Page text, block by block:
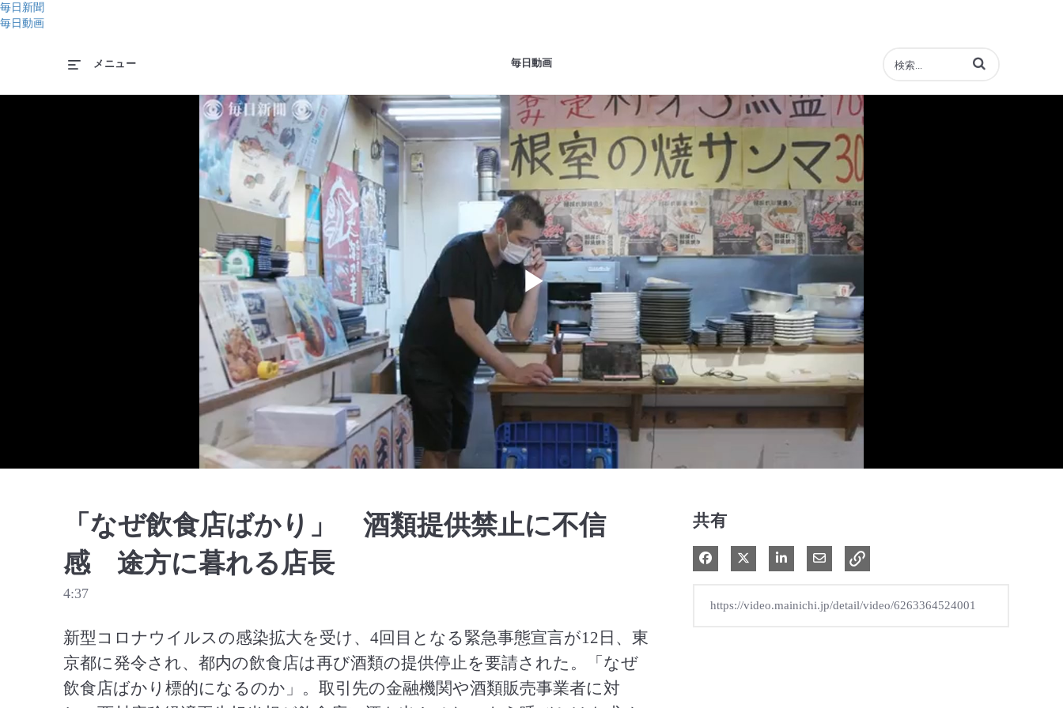
毎日新聞
毎日動画
毎日動画
メニュー 動画の検索語句を入力
Play
Video
「なぜ飲食店ばかり」 酒類提供禁止に不信
感 途方に暮れる店長
4:37
新型コロナウイルスの感染拡大を受け、4回目となる緊急事態宣言が12日、東
京都に発令され、都内の飲食店は再び酒類の提供停止を要請された。「なぜ
飲食店ばかり標的になるのか」。取引先の金融機関や酒類販売事業者に対
共有
Facebook で共有
Xで共有する
LinkedIn で共有電子メールで共有